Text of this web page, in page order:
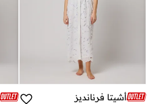
أشيتا فرنانديز